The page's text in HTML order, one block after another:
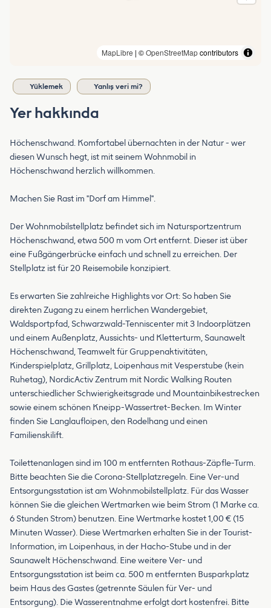
MapLibre | ©OpenStreetMapcontributors
Yüklemek Yanlış veri mi?
Yer hakkında
Höchenschwand. Komfortabel übernachten in der Natur - wer
diesen Wunsch hegt, ist mit seinem Wohnmobil in
Höchenschwand herzlich willkommen.
Machen Sie Rast im "Dorf am Himmel".
Der Wohnmobilstellplatz befindet sich im Natursportzentrum
Höchenschwand, etwa 500 m vom Ort entfernt. Dieser ist über
eine Fußgängerbrücke einfach und schnell zu erreichen. Der
Stellplatz ist für 20 Reisemobile konzipiert.
Es erwarten Sie zahlreiche Highlights vor Ort: So haben Sie
direkten Zugang zu einem herrlichen Wandergebiet,
Waldsportpfad, Schwarzwald-Tenniscenter mit 3 Indoorplätzen
und einem Außenplatz, Aussichts- und Kletterturm, Saunawelt
Höchenschwand, Teamwelt für Gruppenaktivitäten,
Kinderspielplatz, Grillplatz, Loipenhaus mit Vesperstube (kein
Ruhetag), NordicActiv Zentrum mit Nordic Walking Routen
unterschiedlicher Schwierigkeitsgrade und Mountainbikestrecken
sowie einem schönen Kneipp-Wassertret-Becken. Im Winter
finden Sie Langlaufloipen, den Rodelhang und einen
Familienskilift.
Toilettenanlagen sind im 100 m entfernten Rothaus-Zäpfle-Turm.
Bitte beachten Sie die Corona-Stellplatzregeln. Eine Ver-und
Entsorgungsstation ist am Wohnmobilstellplatz. Für das Wasser
können Sie die gleichen Wertmarken wie beim Strom (1 Marke ca.
6 Stunden Strom) benutzen. Eine Wertmarke kostet 1,00 € (15
Minuten Wasser). Diese Wertmarken erhalten Sie in der Tourist-
Information, im Loipenhaus, in der Hacho-Stube und in der
Saunawelt Höchenschwand. Eine weitere Ver- und
Entsorgungsstation ist beim ca. 500 m entfernten Busparkplatz
beim Haus des Gastes (getrennte Säulen für Ver- und
Entsorgung). Die Wasserentnahme erfolgt dort kostenfrei. Bitte